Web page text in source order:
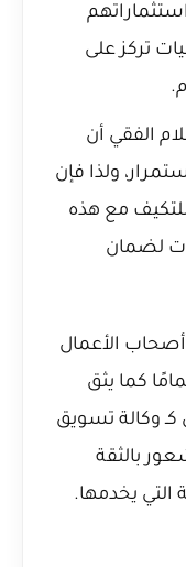
تركز على
الفقي أن
ولذا فإن
للتكيف مع هذه
لضمان
الأعمال
كما يثق
وكالة تسويق
بالثقة
يخدمها.